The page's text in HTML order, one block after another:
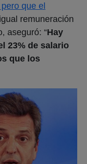
que el
remuneración
aseguró: “Hay
23% de salario
que los